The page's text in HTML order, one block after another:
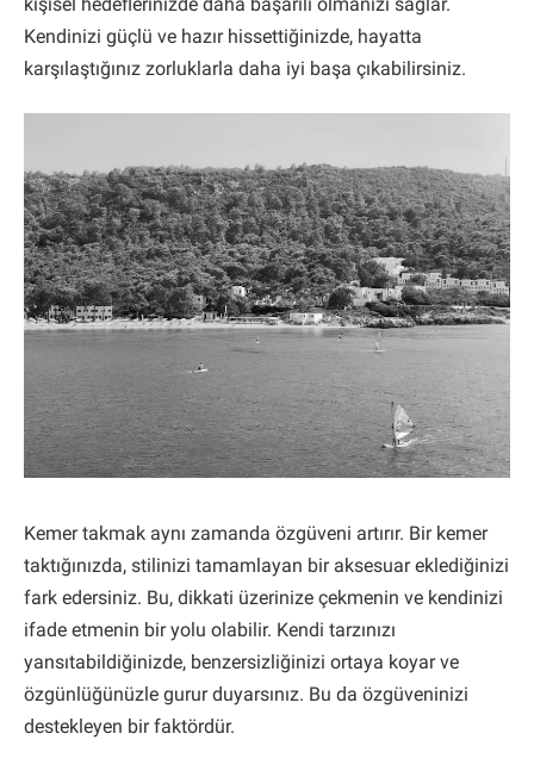
Kendinizi güçlü ve hazır hissettiğinizde, hayatta
karşılaştığınız zorluklarla daha iyi başa çıkabilirsiniz.
Kemer takmak aynı zamanda özgüveni artırır. Bir kemer
taktığınızda, stilinizi tamamlayan bir aksesuar eklediğinizi
fark edersiniz. Bu, dikkati üzerinize çekmenin ve kendinizi
ifade etmenin bir yolu olabilir. Kendi tarzınızı
yansıtabildiğinizde, benzersizliğinizi ortaya koyar ve
özgünlüğünüzle gurur duyarsınız. Bu da özgüveninizi
destekleyen bir faktördür.